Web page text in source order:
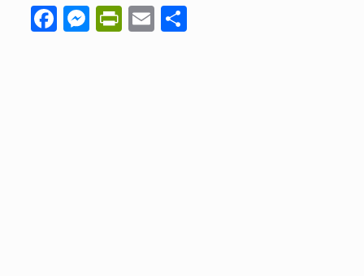
Facebook
Messenger
PrintFriendly
EmailShare